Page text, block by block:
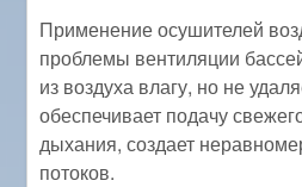
Применение осушителей
проблемы вентиляции
из воздуха влагу, но не
обеспечивает подачу
дыхания, создает
потоков.